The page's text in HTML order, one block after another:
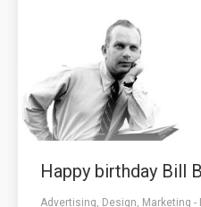
Happy birthday Bill
Advertising, Design, Marketing -